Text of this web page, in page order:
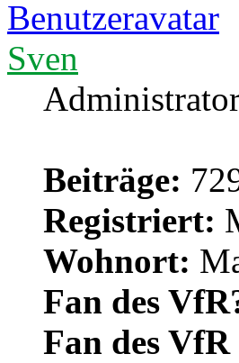
Sven
Beiträge:
Registriert:
Wohnort:
Fan des
Fan des VfR